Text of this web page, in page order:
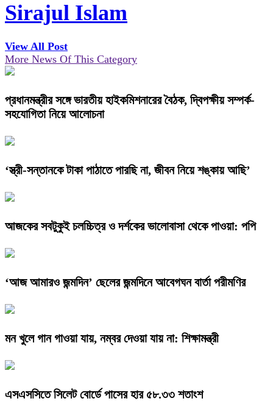
Sirajul Islam
View All Post
More News Of This Category
প্রধানমন্ত্রীর সঙ্গে ভারতীয় হাইকমিশনারের বৈঠক, দ্বিপক্ষীয় সম্পর্ক-
সহযোগিতা নিয়ে আলোচনা
‘স্ত্রী-সন্তানকে টাকা পাঠাতে পারছি না, জীবন নিয়ে শঙ্কায় আছি’
আজকের সবটুকুই চলচ্চিত্র ও দর্শকের ভালোবাসা থেকে পাওয়া: পপি
‘আজ আমারও জন্মদিন’ ছেলের জন্মদিনে আবেগঘন বার্তা পরীমণির
মন খুলে গান গাওয়া যায়, নম্বর দেওয়া যায় না: শিক্ষামন্ত্রী
এসএসসিতে সিলেট বোর্ডে পাসের হার ৫৮.৩৩ শতাংশ